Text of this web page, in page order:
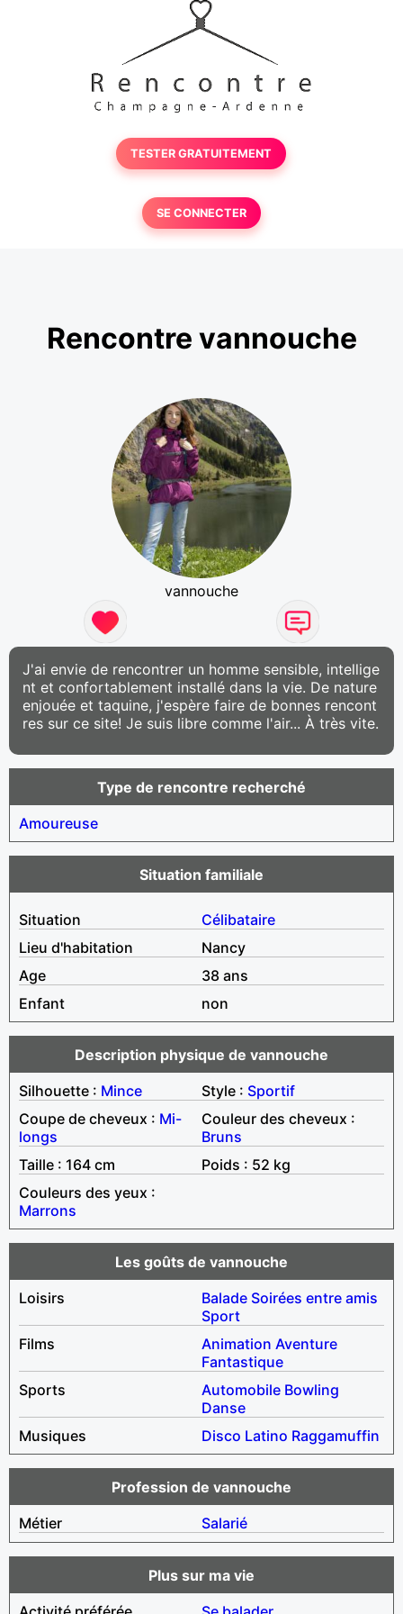
TESTER GRATUITEMENT
SE CONNECTER
Rencontre vannouche
vannouche
J'ai envie de rencontrer un homme sensible, intellige
nt et confortablement installé dans la vie. De nature
enjouée et taquine, j'espère faire de bonnes rencont
res sur ce site! Je suis libre comme l'air... À très vite.
Type de rencontre recherché
Amoureuse
Situation familiale
Situation
Célibataire
Lieu d'habitation
Nancy
Age
38 ans
Enfant
non
Description physique de vannouche
Silhouette : Mince Style : Sportif
Coupe de cheveux : Mi-
longs
Couleur des cheveux :
Bruns
Taille : 164 cm
Poids : 52 kg
Couleurs des yeux :
Marrons
Les goûts de vannouche
Loisirs
Balade Soirées entre amis
Sport
Films
Animation Aventure
Fantastique
Sports
Automobile Bowling
Danse
Musiques
Disco Latino Raggamuffin
Profession de vannouche
Métier
Salarié
Plus sur ma vie